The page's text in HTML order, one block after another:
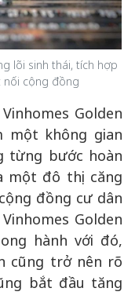
lõi sinh thái, tích hợp
nối cộng đồng
Golden
một không gian
từng bước hoàn
một đô thị căng
đồng cư dân
Golden
hành với đó,
cũng trở nên rõ
bắt đầu tăng